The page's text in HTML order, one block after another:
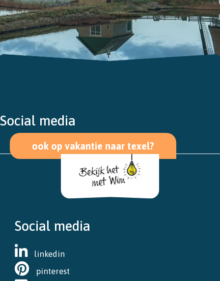
Social media
ook op vakantie naar texel?
Social media
linkedin
pinterest